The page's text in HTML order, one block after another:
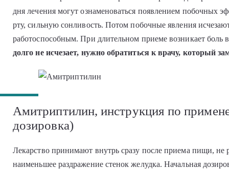
дня лечения могут ознаменоваться появлением побочных
рту, сильную сонливость. Потом побочные явления
работоспособным. При длительном приеме возникает боль
долго не исчезает, нужно обратиться к врачу, который
Амитриптилин, инструкция по
дозировка)
Лекарство принимают внутрь сразу после приема пищи, не
наименьшее раздражение стенок желудка. Начальная